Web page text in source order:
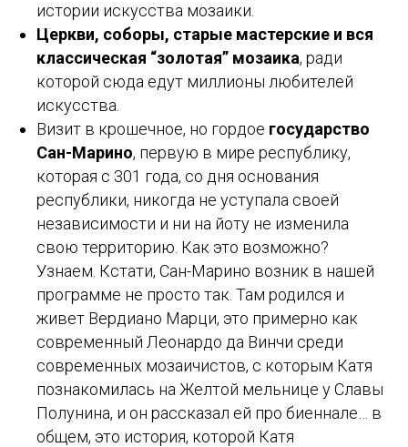
истории искусства мозаики.
Церкви, соборы, старые мастерские и вся
классическая “золотая” мозаика, ради
которой сюда едут миллионы любителей
искусства.
Визит в крошечное, но гордое государство
Сан-Марино, первую в мире республику,
которая с 301 года, со дня основания
республики, никогда не уступала своей
независимости и ни на йоту не изменила
свою территорию. Как это возможно?
Узнаем. Кстати, Сан-Марино возник в нашей
программе не просто так. Там родился и
живет Вердиано Марци, это примерно как
современный Леонардо да Винчи среди
современных мозаичистов, с которым Катя
познакомилась на Желтой мельнице у Славы
Полунина, и он рассказал ей про биеннале… в
общем, это история, которой Катя